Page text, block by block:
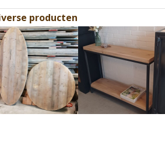
producten
Use
the
left
and
right
arrow
keys